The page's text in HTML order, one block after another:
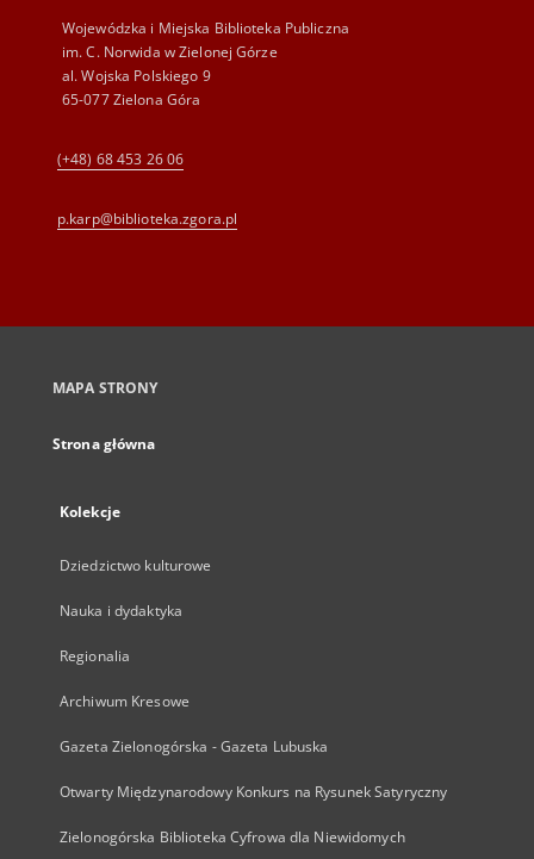
Wojewódzka i Miejska Biblioteka Publiczna
im. C. Norwida w Zielonej Górze
al. Wojska Polskiego 9
65-077 Zielona Góra
(+48) 68 453 26 06
p.karp@biblioteka.zgora.pl
MAPA STRONY
Strona główna
Kolekcje
Dziedzictwo kulturowe
Nauka i dydaktyka
Regionalia
Archiwum Kresowe
Gazeta Zielonogórska - Gazeta Lubuska
Otwarty Międzynarodowy Konkurs na Rysunek Satyryczny
Zielonogórska Biblioteka Cyfrowa dla Niewidomych